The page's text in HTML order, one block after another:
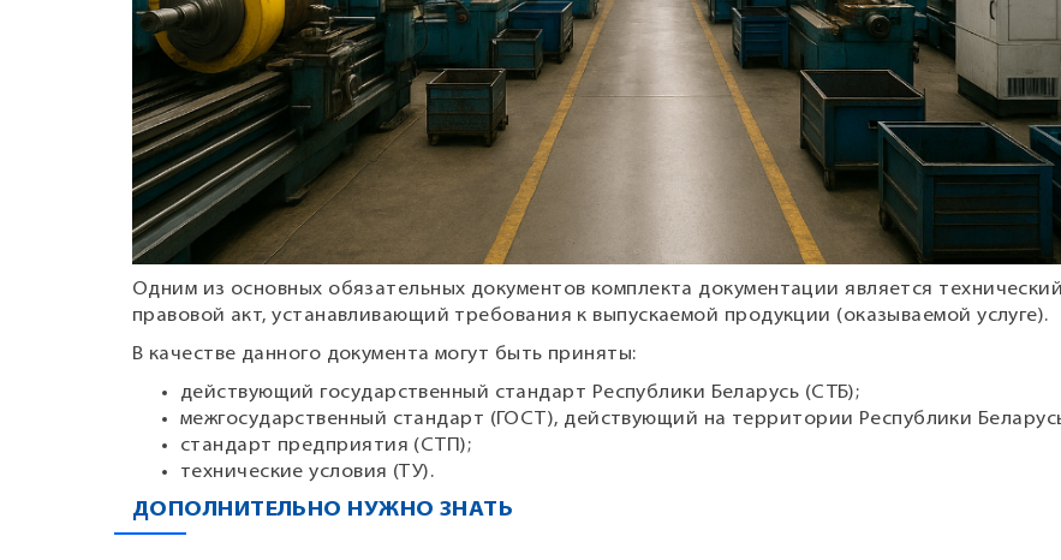
Одним из основных обязательных документов комплекта документации является
правовой акт, устанавливающий требования к выпускаемой продукции (оказываемой услуге).
В качестве данного документа могут быть приняты:
действующий государственный стандарт Республики Беларусь (СТБ);
межгосударственный стандарт (ГОСТ), действующий на территории Республики
стандарт предприятия (СТП);
технические условия (ТУ).
ДОПОЛНИТЕЛЬНО НУЖНО ЗНАТЬ